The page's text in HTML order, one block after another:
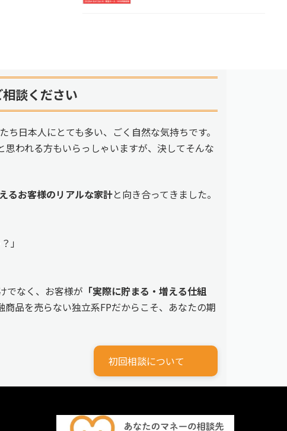
談ください
日本人にとても多い、ごく自然な気持ちです。
思われる方もいらっしゃいますが、決してそんな
るお客様のリアルな家計と向き合ってきました。
」
でなく、お客様が 「実際に貯まる・増える仕組
品を売らない独立系FPだからこそ、あなたの期
初回相談について